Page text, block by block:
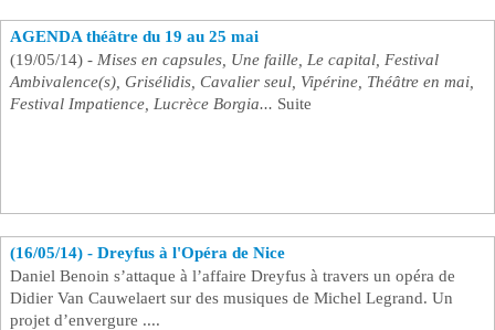
AGENDA théâtre du 19 au 25 mai ​
(19/05/14) - Mises en capsules, Une faille, Le capital, Festival
Ambivalence(s), Grisélidis, Cavalier seul, Vipérine, Théâtre en mai,
Festival Impatience, Lucrèce Borgia... Suite
(16/05/14) - Dreyfus à l'Opéra de Nice ​
Daniel Benoin s’attaque à l’affaire Dreyfus à travers un opéra de
Didier Van Cauwelaert sur des musiques de Michel Legrand. Un
projet d’envergure ....